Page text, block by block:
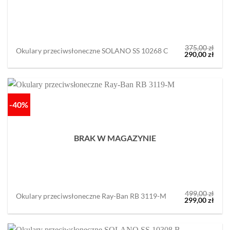
Okulary przeciwsłoneczne SOLANO SS 10268 C 375,00zł
Pierwotna
cena
wynosiła:
290,00zł
-40%
BRAK W MAGAZYNIE
Okulary przeciwsłoneczne Ray-Ban RB 3119-M 499,00zł
Pierwotna
cena
wynosiła:
299,00zł